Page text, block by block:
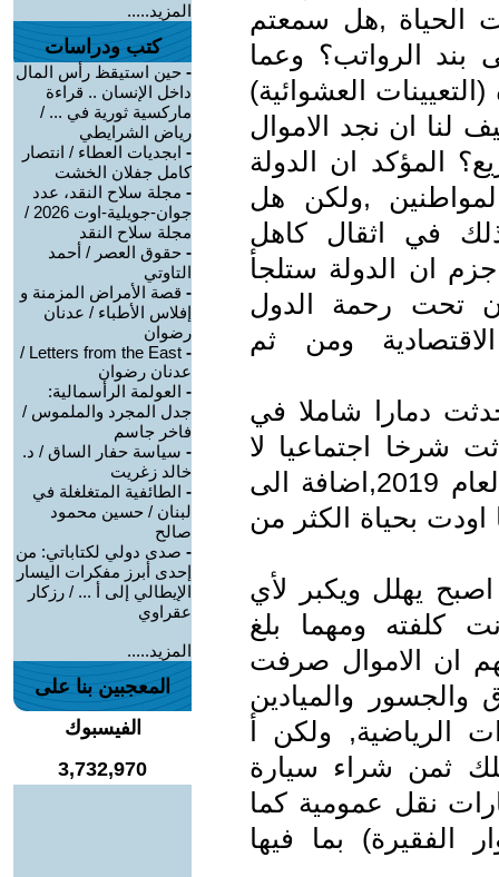
الحياة ,هل سمعتم
بند الرواتب؟ وعما
العشوائية)
لنا ان نجد الاموال
المؤكد ان الدولة
,ولكن هل
في اثقال كاهل
ان الدولة ستلجأ
تحت رحمة الدول
ومن ثم
احدثت دمارا شاملا في
شرخا اجتماعيا لا
تزال تبعاته نعاني منها وكذا احداث العام 2019,اضافة الى
بحياة الكثر من
يهلل ويكبر لأي
كلفته ومهما بلغ
ان الاموال صرفت
والميادين
الرياضية, ولكن أ
ثمن شراء سيارة
نقل عمومية كما
الفقيرة) بما فيها
المزيد.....
كتب ودراسات
- حين استيقظ رأس المال
داخل الإنسان .. قراءة
ماركسية ثورية في ... /
رياض الشرايطي
- ابجديات العطاء / انتصار
كامل جفلان الخشت
- مجلة سلاح النقد، عدد
جوان-جويلية-اوت 2026 /
مجلة سلاح النقد
- حقوق العصر / أحمد
التاوتي
- قصة الأمراض المزمنة و
إفلاس الأطباء / عدنان
رضوان
-
Letters from the East /
عدنان رضوان
- العولمة الرأسمالية:
جدل المجرد والملموس /
فاخر جاسم
- سياسة حفار الساق / د.
خالد زغريت
- الطائفية المتغلغلة في
لبنان / حسين محمود
صالح
- صدى دولي لكتاباتي: من
إحدى أبرز مفكرات اليسار
الإيطالي إلى أ ... / رزكار
عقراوي
المزيد.....
المعجبين بنا على
الفيسبوك
3,732,970